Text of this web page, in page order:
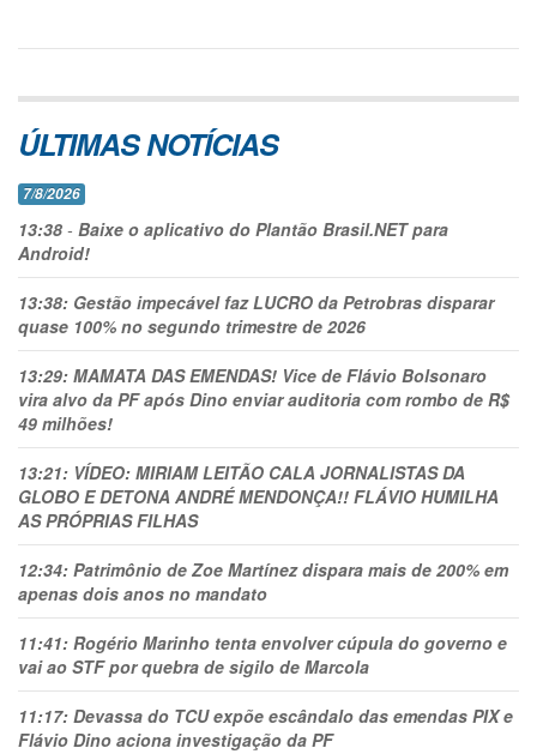
ÚLTIMAS NOTÍCIAS
7/8/2026
13:38 - Baixe o aplicativo do Plantão Brasil.NET para
Android!
13:38: Gestão impecável faz LUCRO da Petrobras disparar
quase 100% no segundo trimestre de 2026
13:29: MAMATA DAS EMENDAS! Vice de Flávio Bolsonaro
vira alvo da PF após Dino enviar auditoria com rombo de R$
49 milhões!
13:21: VÍDEO: MIRIAM LEITÃO CALA JORNALISTAS DA
GLOBO E DETONA ANDRÉ MENDONÇA!! FLÁVIO HUMILHA
AS PRÓPRIAS FILHAS
12:34: Patrimônio de Zoe Martínez dispara mais de 200% em
apenas dois anos no mandato
11:41: Rogério Marinho tenta envolver cúpula do governo e
vai ao STF por quebra de sigilo de Marcola
11:17: Devassa do TCU expõe escândalo das emendas PIX e
Flávio Dino aciona investigação da PF